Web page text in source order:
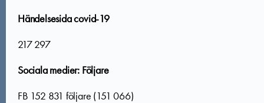
Händelsesida covid-19
217 297
Sociala medier: Följare
FB 152 831 följare (151 066)